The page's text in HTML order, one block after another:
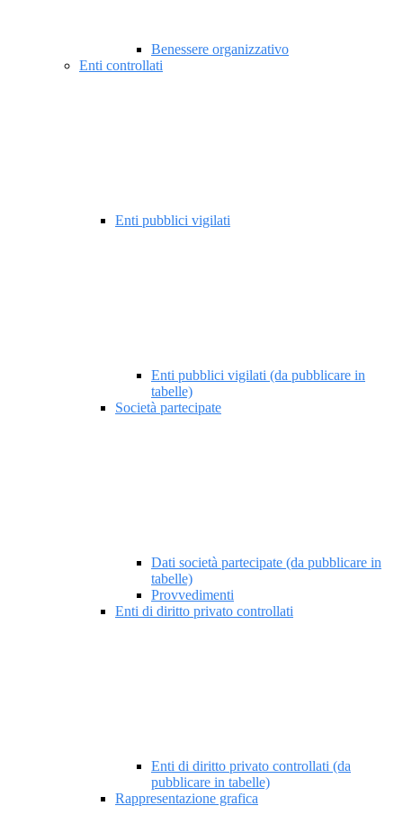
Benessere organizzativo
Enti controllati
Enti pubblici vigilati
Enti pubblici vigilati (da pubblicare in
tabelle)
Società partecipate
Dati società partecipate (da pubblicare in
tabelle)
Provvedimenti
Enti di diritto privato controllati
Enti di diritto privato controllati (da
pubblicare in tabelle)
Rappresentazione grafica